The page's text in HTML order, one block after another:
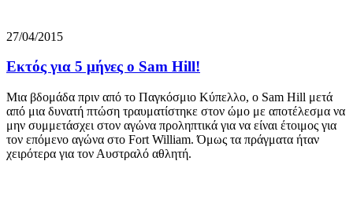
27/04/2015
Εκτός για 5 μήνες ο Sam Hill!
Μια βδομάδα πριν από το Παγκόσμιο Κύπελλο, ο Sam Hill μετά
από μια δυνατή πτώση τραυματίστηκε στον ώμο με αποτέλεσμα να
μην συμμετάσχει στον αγώνα προληπτικά για να είναι έτοιμος για
τον επόμενο αγώνα στο Fort William. Όμως τα πράγματα ήταν
χειρότερα για τον Αυστραλό αθλητή.